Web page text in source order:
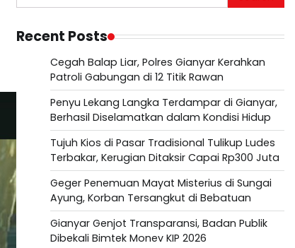
for:
Recent Posts
Cegah Balap Liar, Polres Gianyar Kerahkan
Patroli Gabungan di 12 Titik Rawan
Penyu Lekang Langka Terdampar di Gianyar,
Berhasil Diselamatkan dalam Kondisi Hidup
Tujuh Kios di Pasar Tradisional Tulikup Ludes
Terbakar, Kerugian Ditaksir Capai Rp300 Juta
Geger Penemuan Mayat Misterius di Sungai
Ayung, Korban Tersangkut di Bebatuan
Gianyar Genjot Transparansi, Badan Publik
Dibekali Bimtek Monev KIP 2026